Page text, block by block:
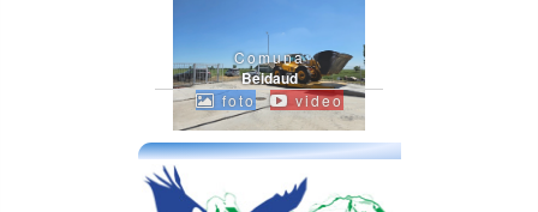
Comuna
Beidaud
foto video